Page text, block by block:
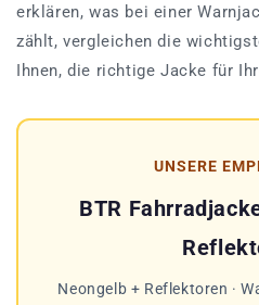
erklären, was bei einer
zählt, vergleichen die
Ihnen, die richtige Jacke für
UNSERE
BTR
Neongelb + Reflektoren ·